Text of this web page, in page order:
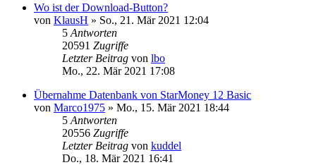
Wo ist der Download-Button?
von KlausH » So., 21. Mär 2021 12:04
5 Antworten
20591 Zugriffe
Letzter Beitrag von lbo
Mo., 22. Mär 2021 17:08
Übernahme Datenbank von StarMoney 12 Basic
von Marco1975 » Mo., 15. Mär 2021 18:44
5 Antworten
20556 Zugriffe
Letzter Beitrag von kuddel
Do., 18. Mär 2021 16:41